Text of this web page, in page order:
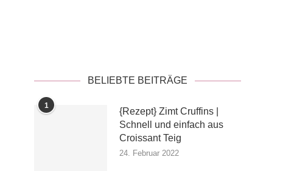
BELIEBTE BEITRÄGE
1
{Rezept} Zimt Cruffins |
Schnell und einfach aus
Croissant Teig
24. Februar 2022